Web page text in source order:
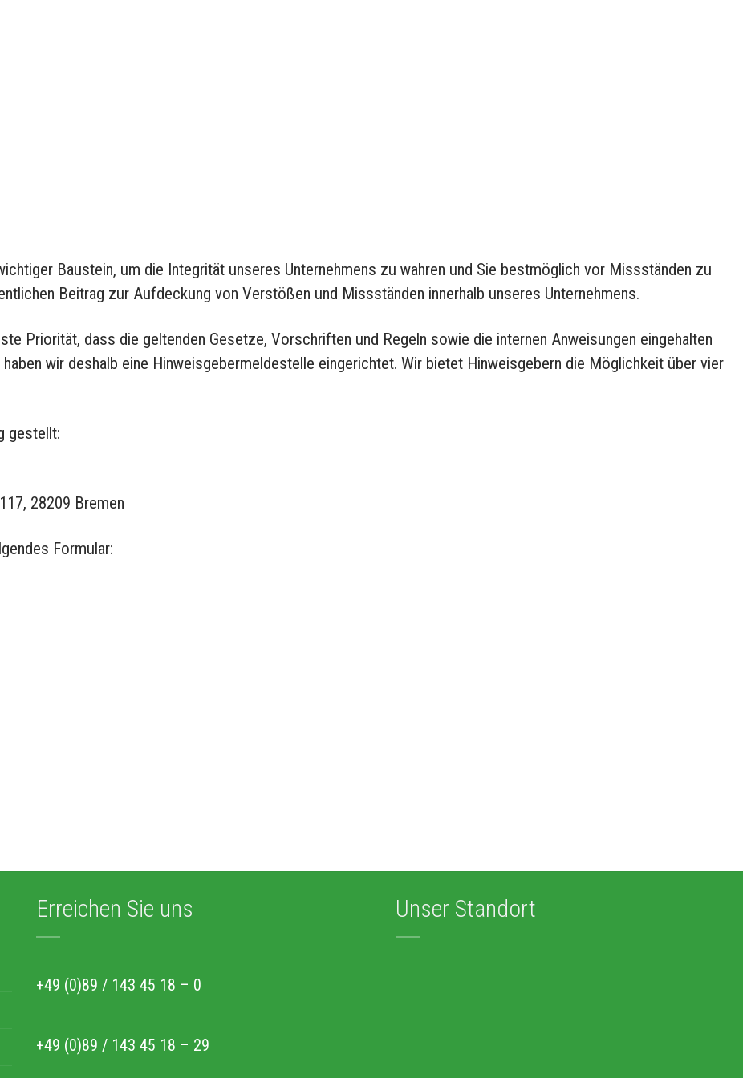
Baustein, um die Integrität unseres Unternehmens zu wahren und Sie bestmöglich vor Missständen zu
Beitrag zur Aufdeckung von Verstößen und Missständen innerhalb unseres Unternehmens.
Priorität, dass die geltenden Gesetze, Vorschriften und Regeln sowie die internen Anweisungen eingehalten
wir deshalb eine Hinweisgebermeldestelle eingerichtet. Wir bietet Hinweisgebern die Möglichkeit über vier
gestellt:
28209 Bremen
Formular:
Erreichen Sie uns
+49 (0)89 / 143 45 18 – 0
+49 (0)89 / 143 45 18 – 29
Unser Standort